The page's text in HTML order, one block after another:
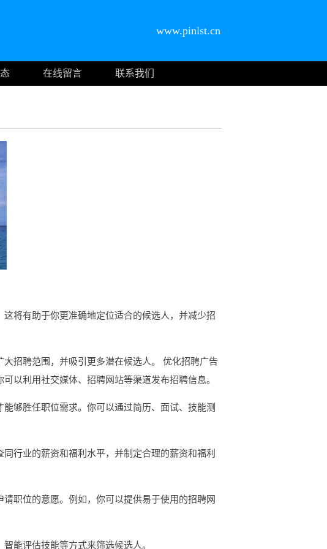
www.pinlst.cn
在线留言
联系我们
将有助于你更准确地定位适合的候选人，并减少招
招聘范围，并吸引更多潜在候选人。 优化招聘广告
以利用社交媒体、招聘网站等渠道发布招聘信息。
够胜任职位需求。你可以通过简历、面试、技能测
行业的薪资和福利水平，并制定合理的薪资和福利
职位的意愿。例如，你可以提供易于使用的招聘网
能评估技能等方式来筛选候选人。